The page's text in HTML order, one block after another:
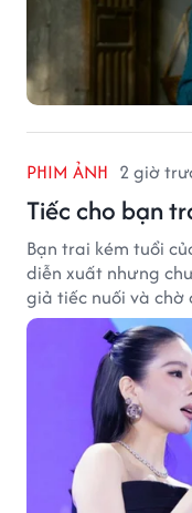
PHIM ẢNH 2 giờ
Tiếc cho bạn
Bạn trai kém tuổi
diễn xuất nhưng
giả tiếc nuối và chờ